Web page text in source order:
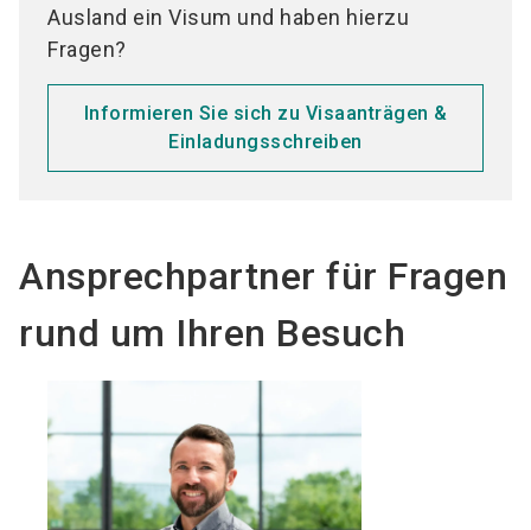
Ausland ein Visum und haben hierzu
Fragen?
Informieren Sie sich zu Visaanträgen &
Einladungsschreiben
Ansprechpartner für Fragen
rund um Ihren Besuch